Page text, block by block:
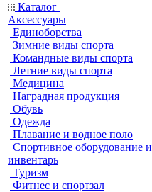
Каталог
Аксессуары
Единоборства
Зимние виды спорта
Командные виды спорта
Летние виды спорта
Медицина
Наградная продукция
Обувь
Одежда
Плавание и водное поло
Спортивное оборудование и
инвентарь
Туризм
Фитнес и спортзал